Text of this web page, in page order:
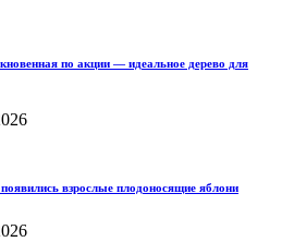
по акции — идеальное дерево для
взрослые плодоносящие яблони